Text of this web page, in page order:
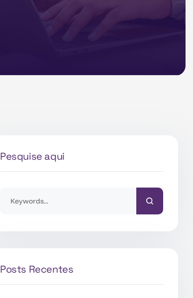
Pesquise aqui
Posts Recentes